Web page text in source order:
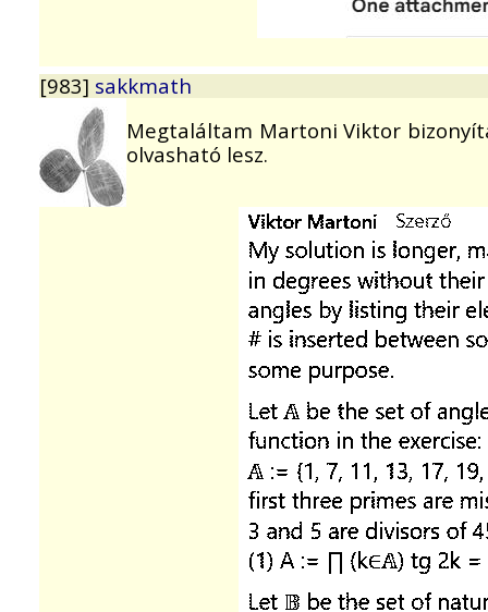
[983] sakkmath
Megtaláltam Martoni Viktor
olvasható lesz.